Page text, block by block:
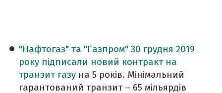
"Нафтогаз" та "Газпром" 30 грудня 2019
року підписали новий контракт на
транзит газу на 5 років. Мінімальний
гарантований транзит – 65 мільярдів